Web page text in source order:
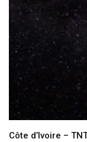
Côte d’Ivoire –